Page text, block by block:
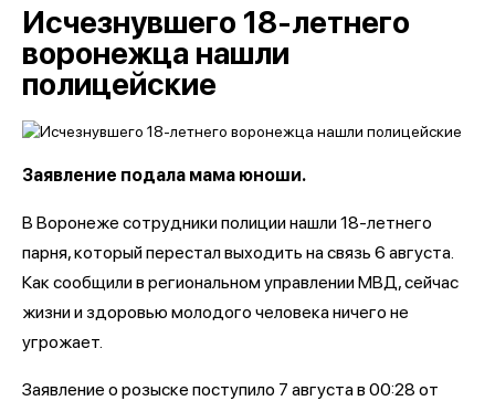
Исчезнувшего 18-летнего
воронежца нашли
полицейские
Заявление подала мама юноши.
В Воронеже сотрудники полиции нашли 18-летнего
парня, который перестал выходить на связь 6 августа.
Как сообщили в региональном управлении МВД, сейчас
жизни и здоровью молодого человека ничего не
угрожает.
Заявление о розыске поступило 7 августа в 00:28 от